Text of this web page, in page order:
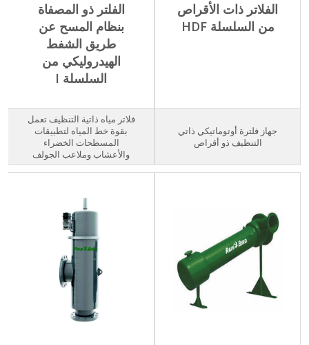
الفلاتر ذات الأقراص
من السلسلة HDF
جهاز فلترة أوتوماتيكي ذاتي
التنظيف ذو أقراص
الفلتر ذو المصفاة
بنظام المسح عن
طريق الشفط
الهيدروليكي من
السلسلة I
فلاتر مياه ذاتية التنظيف تعمل
بقوة خط المياه لتطبيقات
المسطحات الخضراء
والأعشاب وملاعب الجولف